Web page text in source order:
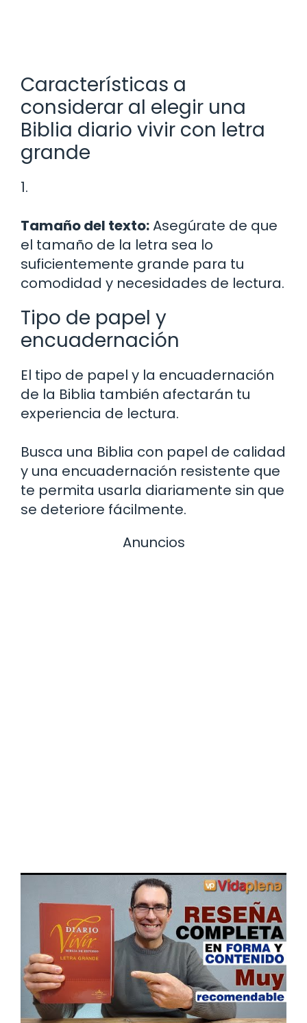
Características a
considerar al elegir una
Biblia diario vivir con letra
grande
1.
Tamaño del texto:Asegúrate de que
el tamaño de la letra sea lo
suficientemente grande para tu
comodidad y necesidades de lectura.
Tipo de papel y
encuadernación
El tipo de papel y la encuadernación
de la Biblia también afectarán tu
experiencia de lectura.
Busca una Biblia con papel de calidad
y una encuadernación resistente que
te permita usarla diariamente sin que
se deteriore fácilmente.
Anuncios